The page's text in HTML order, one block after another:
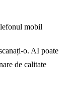
mobil
o. AI poate
de calitate